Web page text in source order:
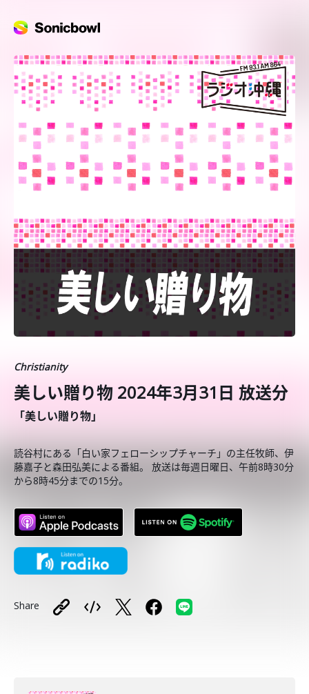
Christianity
美しい贈り物 2024年3月31日 放送分
「美しい贈り物」
読谷村にある「白い家フェローシップチャーチ」の主任牧師、伊
藤嘉子と森田弘美による番組。 放送は毎週日曜日、午前8時30分
から8時45分までの15分。
Share